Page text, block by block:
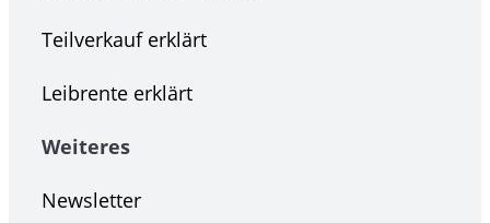
Teilverkauf erklärt
Leibrente erklärt
Weiteres
Newsletter